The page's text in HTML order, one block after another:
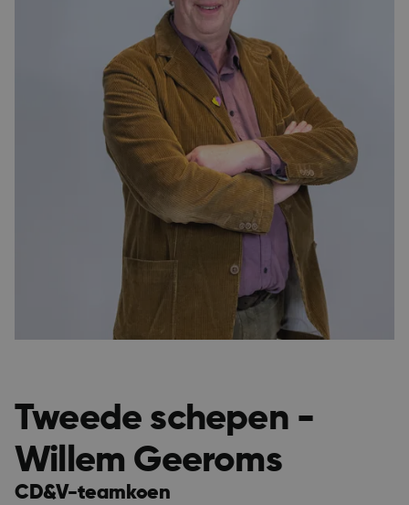
Tweede schepen -
Willem Geeroms
CD&V-teamkoen